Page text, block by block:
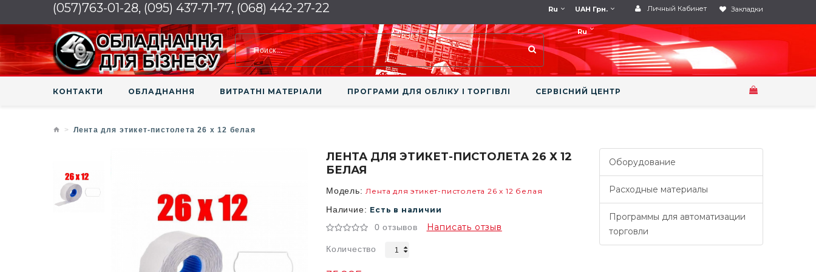
(057)763-01-28, (095) 437-71-77, (068) 442-27-22 Закладки
Личный Кабинет
UAH Грн.
Ru
Ru
КОНТАКТИ ОБЛАДНАННЯ ВИТРАТНІ МАТЕРІАЛИ ПРОГРАМИ ДЛЯ ОБЛІКУ І ТОРГІВЛІ СЕРВІСНИЙ ЦЕНТР
Лента для этикет-пистолета 26 х 12 белая
ЛЕНТА ДЛЯ ЭТИКЕТ-ПИСТОЛЕТА 26 Х 12
БЕЛАЯ
Модель: Лента для этикет-пистолета 26 х 12 белая
Наличие: Есть в наличии
0 отзывов Написать отзыв
Количество
Оборудование
Расходные материалы
Программы для автоматизации
торговли